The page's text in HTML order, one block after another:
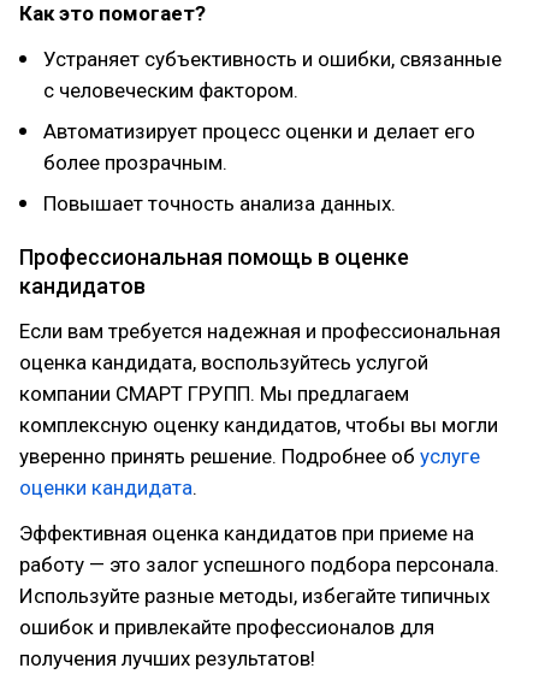
Как это помогает?
Устраняет субъективность и ошибки, связанные
с человеческим фактором.
Автоматизирует процесс оценки и делает его
более прозрачным.
Повышает точность анализа данных.
Профессиональная помощь в оценке
кандидатов
Если вам требуется надежная и профессиональная
оценка кандидата, воспользуйтесь услугой
компании СМАРТ ГРУПП. Мы предлагаем
комплексную оценку кандидатов, чтобы вы могли
уверенно принять решение. Подробнее об услуге
оценки кандидата.
Эффективная оценка кандидатов при приеме на
работу — это залог успешного подбора персонала.
Используйте разные методы, избегайте типичных
ошибок и привлекайте профессионалов для
получения лучших результатов!